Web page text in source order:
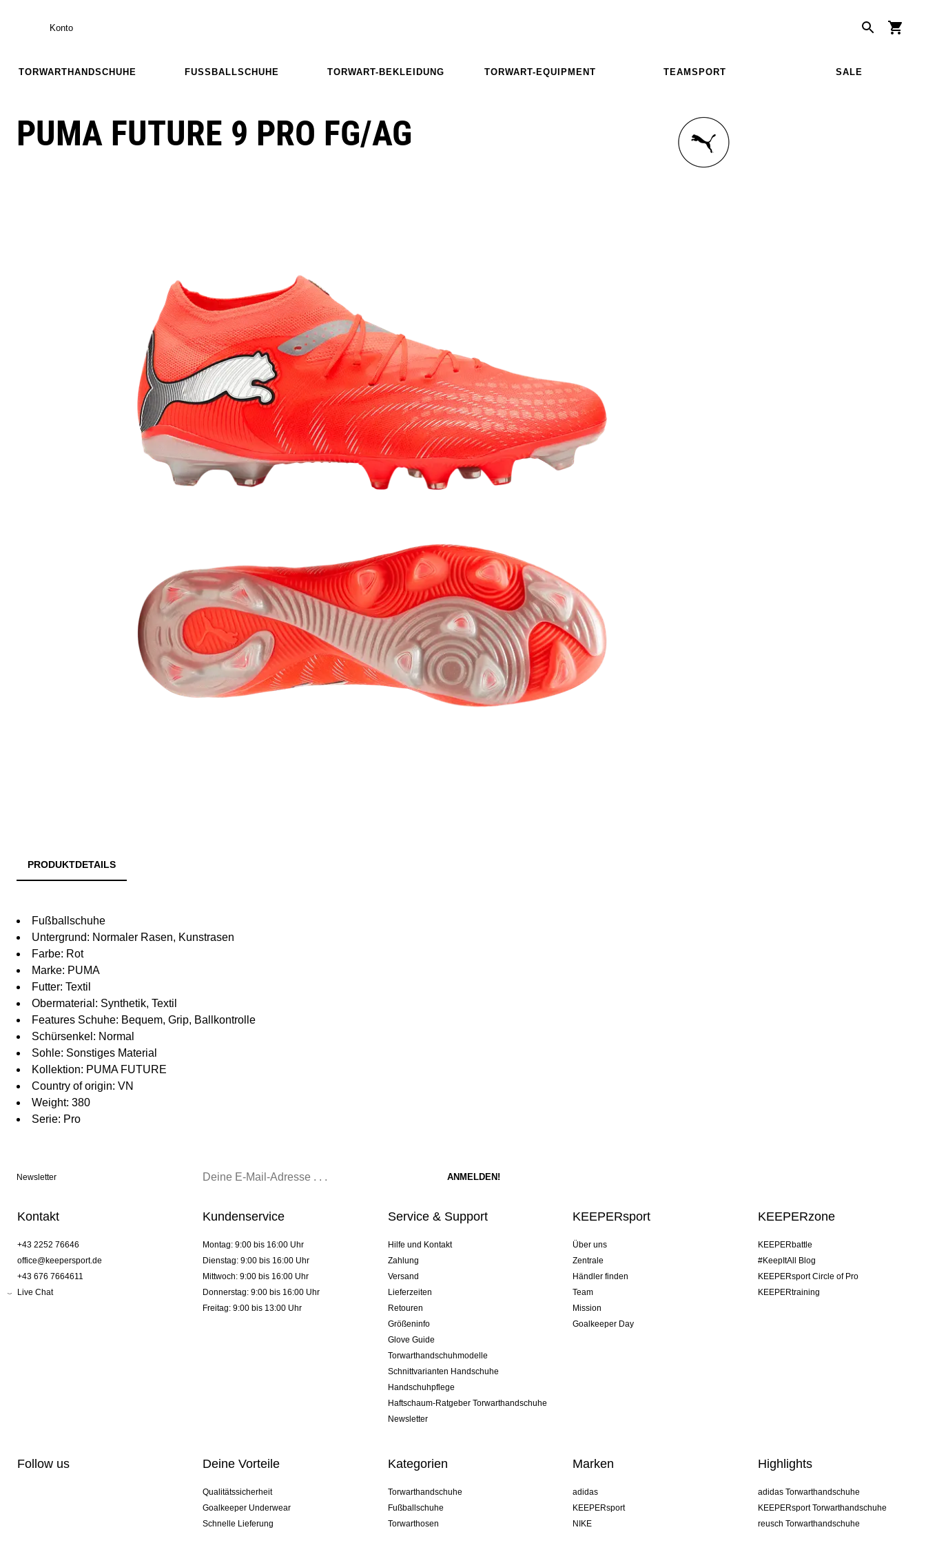
Konto
TORWARTHANDSCHUHE FUSSBALLSCHUHE TORWART-BEKLEIDUNG TORWART-EQUIPMENT TEAMSPORT SALE
PUMA FUTURE 9 PRO FG/AG
PRODUKTDETAILS
Fußballschuhe
Untergrund: Normaler Rasen, Kunstrasen
Farbe: Rot
Marke: PUMA
Futter: Textil
Obermaterial: Synthetik, Textil
Features Schuhe: Bequem, Grip, Ballkontrolle
Schürsenkel: Normal
Sohle: Sonstiges Material
Kollektion: PUMA FUTURE
Country of origin: VN
Weight: 380
Serie: Pro
Newsletter
Kontakt
+43 2252 76646
office@keepersport.de
+43 676 7664611
Live Chat
Kundenservice
Montag: 9:00 bis 16:00 Uhr
Dienstag: 9:00 bis 16:00 Uhr
Mittwoch: 9:00 bis 16:00 Uhr
Donnerstag: 9:00 bis 16:00 Uhr
Freitag: 9:00 bis 13:00 Uhr
Service & Support
Hilfe und Kontakt
Zahlung
Versand
Lieferzeiten
Retouren
Größeninfo
Glove Guide
Torwarthandschuhmodelle
Schnittvarianten Handschuhe
Handschuhpflege
Haftschaum-Ratgeber Torwarthandschuhe
Newsletter
KEEPERsport
Über uns
Zentrale
Händler finden
Team
Mission
Goalkeeper Day
KEEPERzone
KEEPERbattle
#KeepItAll Blog
KEEPERsport Circle of Pro
KEEPERtraining
Follow us Deine Vorteile
Qualitätssicherheit
Goalkeeper Underwear
Schnelle Lieferung
Kategorien
Torwarthandschuhe
Fußballschuhe
Torwarthosen
Marken
adidas
KEEPERsport
NIKE
Highlights
adidas Torwarthandschuhe
KEEPERsport Torwarthandschuhe
reusch Torwarthandschuhe